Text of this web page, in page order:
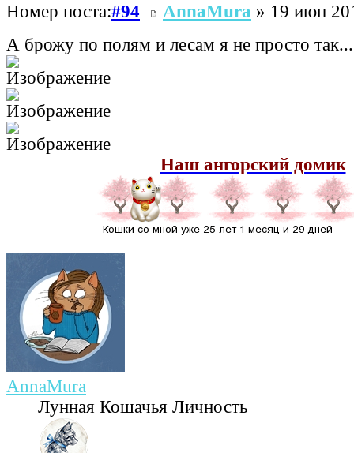
Номер поста:#94 AnnaMura » 19 июн
А брожу по полям и лесам я не просто
Наш ангорский домик
AnnaMura
Лунная Кошачья Личность